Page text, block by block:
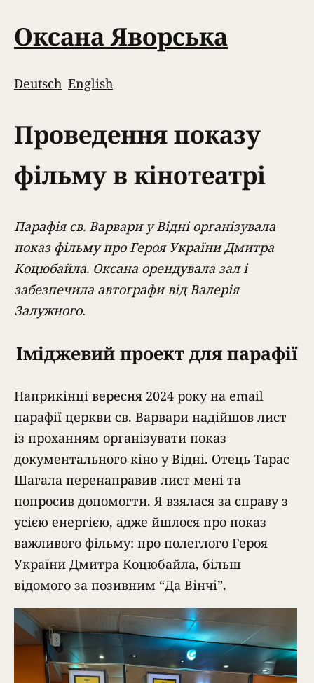
Оксана Яворська
Deutsch English
Проведення показу
фільму в кінотеатрі
Парафія св. Варвари у Відні організувала
показ фільму про Героя України Дмитра
Коцюбайла. Оксана орендувала зал і
забезпечила автографи від Валерія
Залужного.
Іміджевий проект для парафії
Наприкінці вересня 2024 року на email
парафії церкви св. Варвари надійшов лист
із проханням організувати показ
документального кіно у Відні. Отець Тарас
Шагала перенаправив лист мені та
попросив допомогти. Я взялася за справу з
усією енергією, адже йшлося про показ
важливого фільму: про полеглого Героя
України Дмитра Коцюбайла, більш
відомого за позивним “Да Вінчі”.